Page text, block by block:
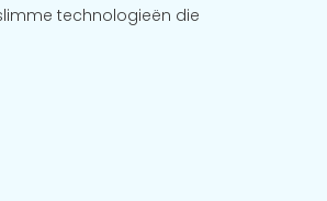
technologieën die